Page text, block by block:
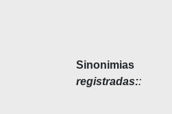
Sinonimias
registradas::